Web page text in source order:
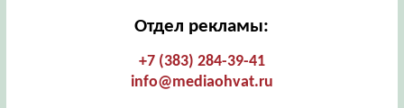
Отдел рекламы:
+7 (383) 284-39-41
info@mediaohvat.ru